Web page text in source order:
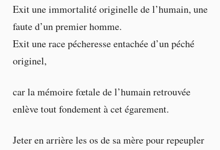
Exit une immortalité originelle de l’humain, une
faute d’un premier homme.
Exit une race pécheresse entachée d’un péché
originel,
car la mémoire fœtale de l’humain retrouvée
enlève tout fondement à cet égarement.
Jeter en arrière les os de sa mère pour repeupler